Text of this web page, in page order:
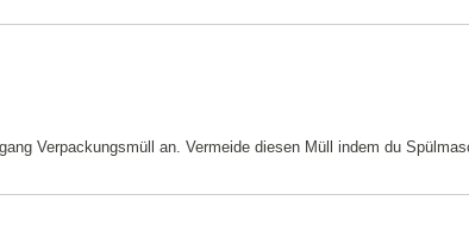
Verpackungsmüll an. Vermeide diesen Müll indem du